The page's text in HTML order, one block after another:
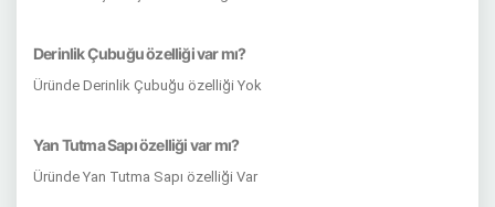
Derinlik Çubuğu özelliği var mı?
Üründe Derinlik Çubuğu özelliği Yok
Yan Tutma Sapı özelliği var mı?
Üründe Yan Tutma Sapı özelliği Var